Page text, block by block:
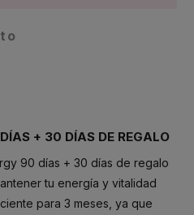
+ 30 DÍAS DE REGALO
90 días + 30 días de regalo
tu energía y vitalidad
para 3 meses, ya que